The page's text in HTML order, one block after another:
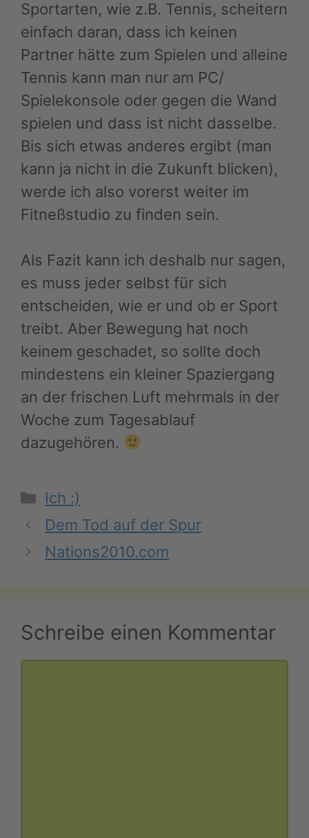
Sportarten, wie z.B. Tennis, scheitern
einfach daran, dass ich keinen
Partner hätte zum Spielen und alleine
Tennis kann man nur am PC/
Spielekonsole oder gegen die Wand
spielen und dass ist nicht dasselbe.
Bis sich etwas anderes ergibt (man
kann ja nicht in die Zukunft blicken),
werde ich also vorerst weiter im
Fitneßstudio zu finden sein.
Als Fazit kann ich deshalb nur sagen,
es muss jeder selbst für sich
entscheiden, wie er und ob er Sport
treibt. Aber Bewegung hat noch
keinem geschadet, so sollte doch
mindestens ein kleiner Spaziergang
an der frischen Luft mehrmals in der
Woche zum Tagesablauf
dazugehören.
Kategorien
Ich :)
Dem Tod auf der Spur
Nations2010.com
Schreibe einen Kommentar